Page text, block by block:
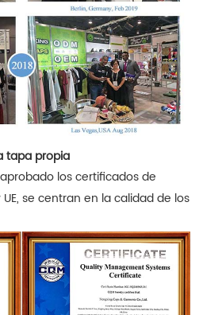
tapa propia
los certificados de
UE, se centran en la calidad de los